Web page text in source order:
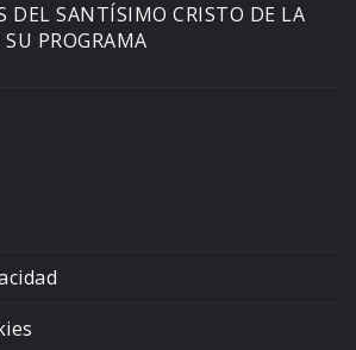
DEL SANTÍSIMO CRISTO DE LA
PROGRAMA